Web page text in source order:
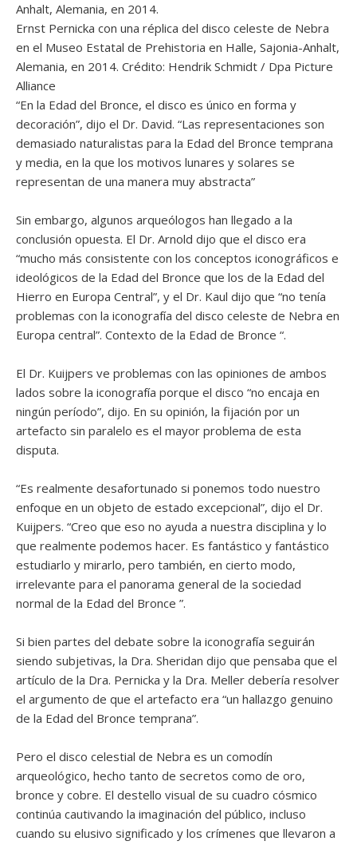
Ernst Pernicka con una réplica del disco celeste de Nebra
en el Museo Estatal de Prehistoria en Halle, Sajonia-Anhalt,
Alemania, en 2014. Crédito: Hendrik Schmidt / Dpa Picture
Alliance
“En la Edad del Bronce, el disco es único en forma y
decoración”, dijo el Dr. David. “Las representaciones son
demasiado naturalistas para la Edad del Bronce temprana
y media, en la que los motivos lunares y solares se
representan de una manera muy abstracta”
Sin embargo, algunos arqueólogos han llegado a la
conclusión opuesta. El Dr. Arnold dijo que el disco era
“mucho más consistente con los conceptos iconográficos e
ideológicos de la Edad del Bronce que los de la Edad del
Hierro en Europa Central”, y el Dr. Kaul dijo que “no tenía
problemas con la iconografía del disco celeste de Nebra en
Europa central”. Contexto de la Edad de Bronce “.
El Dr. Kuijpers ve problemas con las opiniones de ambos
lados sobre la iconografía porque el disco “no encaja en
ningún período”, dijo. En su opinión, la fijación por un
artefacto sin paralelo es el mayor problema de esta
disputa.
“Es realmente desafortunado si ponemos todo nuestro
enfoque en un objeto de estado excepcional”, dijo el Dr.
Kuijpers. “Creo que eso no ayuda a nuestra disciplina y lo
que realmente podemos hacer. Es fantástico y fantástico
estudiarlo y mirarlo, pero también, en cierto modo,
irrelevante para el panorama general de la sociedad
normal de la Edad del Bronce ”.
Si bien partes del debate sobre la iconografía seguirán
siendo subjetivas, la Dra. Sheridan dijo que pensaba que el
artículo de la Dra. Pernicka y la Dra. Meller debería resolver
el argumento de que el artefacto era “un hallazgo genuino
de la Edad del Bronce temprana”.
Pero el disco celestial de Nebra es un comodín
arqueológico, hecho tanto de secretos como de oro,
bronce y cobre. El destello visual de su cuadro cósmico
continúa cautivando la imaginación del público, incluso
cuando su elusivo significado y los crímenes que llevaron a